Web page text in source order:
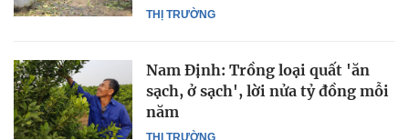
THỊ TRƯỜNG
Nam Định: Trồng loại quất 'ăn
sạch, ở sạch', lời nửa tỷ đồng mỗi
năm